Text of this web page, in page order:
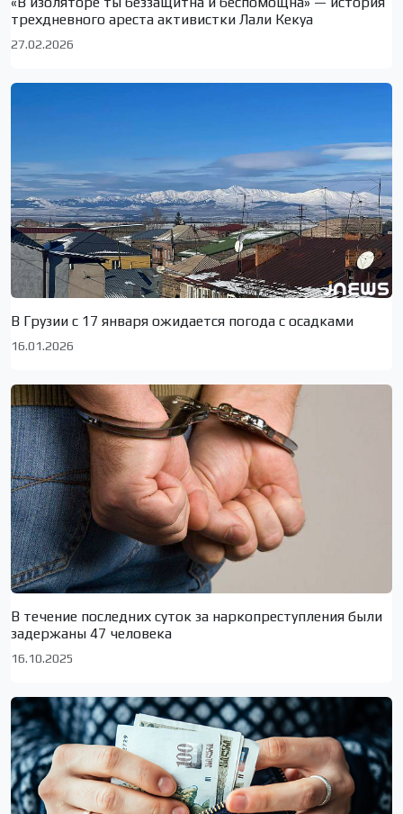
трехдневного ареста активистки Лали Кекуа
27.02.2026
В Грузии с 17 января ожидается погода с осадками
16.01.2026
В течение последних суток за наркопреступления были
задержаны 47 человека
16.10.2025